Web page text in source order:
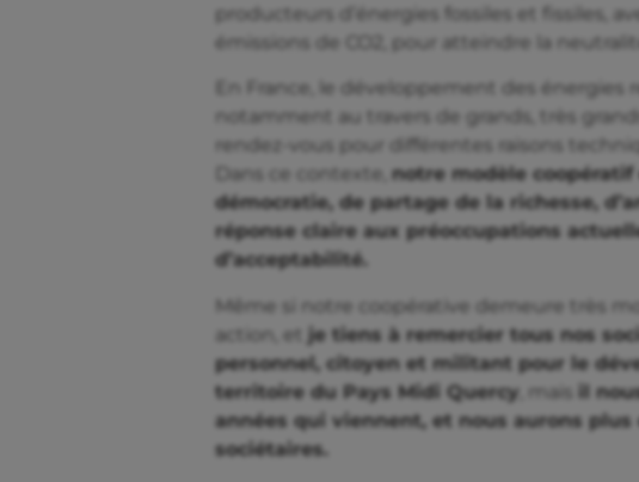
producteurs d’énergies fossiles et fissiles,
émissions de CO2, pour atteindre la
En France, le développement des énergies
notamment au travers de grands, très
rendez-vous pour différentes raisons
Dans ce contexte, notre modèle
démocratie, de partage de la richesse,
réponse claire aux préoccupations
d’acceptabilité.
Même si notre coopérative demeure très
action, et je tiens à remercier tous nos
personnel, citoyen et militant pour le
territoire du Pays Midi Quercy , mais il
années qui viennent, et nous aurons
sociétaires.